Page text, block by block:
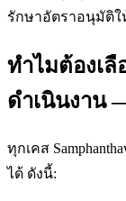
รักษาอัตราอนุมัติใ
ทำไมต้องเ
ดำเนินงาน
ทุกเคส
ได้ ดังนี้: